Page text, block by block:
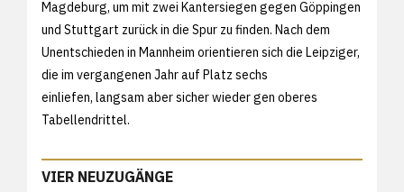
Magdeburg, um mit zwei Kantersiegen gegen Göppingen
und Stuttgart zurück in die Spur zu finden. Nach dem
Unentschieden in Mannheim orientieren sich die Leipziger,
die im vergangenen Jahr auf Platz sechs
einliefen, langsam aber sicher wieder gen oberes
Tabellendrittel.
VIER NEUZUGÄNGE